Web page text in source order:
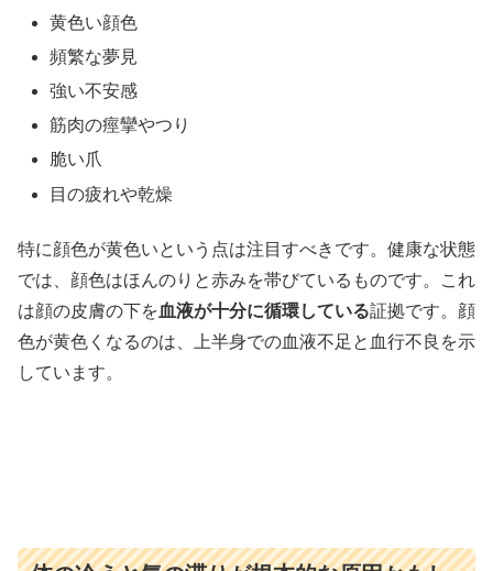
黄色い顔色
頻繁な夢見
強い不安感
筋肉の痙攣やつり
脆い爪
目の疲れや乾燥
特に顔色が黄色いという点は注目すべきです。健康な状態
では、顔色はほんのりと赤みを帯びているものです。これ
は顔の皮膚の下を血液が十分に循環している証拠です。顔
色が黄色くなるのは、上半身での血液不足と血行不良を示
しています。